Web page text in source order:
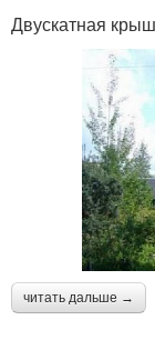
Двускатная
читать дальше →